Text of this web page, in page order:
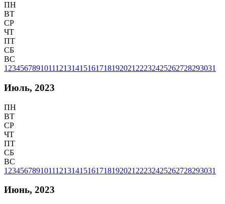
ПН
ВТ
СР
ЧТ
ПТ
СБ
ВС
1 23456789101112131415161718192021 22232425262728293031
Июль, 2023
ПН
ВТ
СР
ЧТ
ПТ
СБ
ВС
1 23456789101112131415161718192021 22232425262728293031
Июнь, 2023